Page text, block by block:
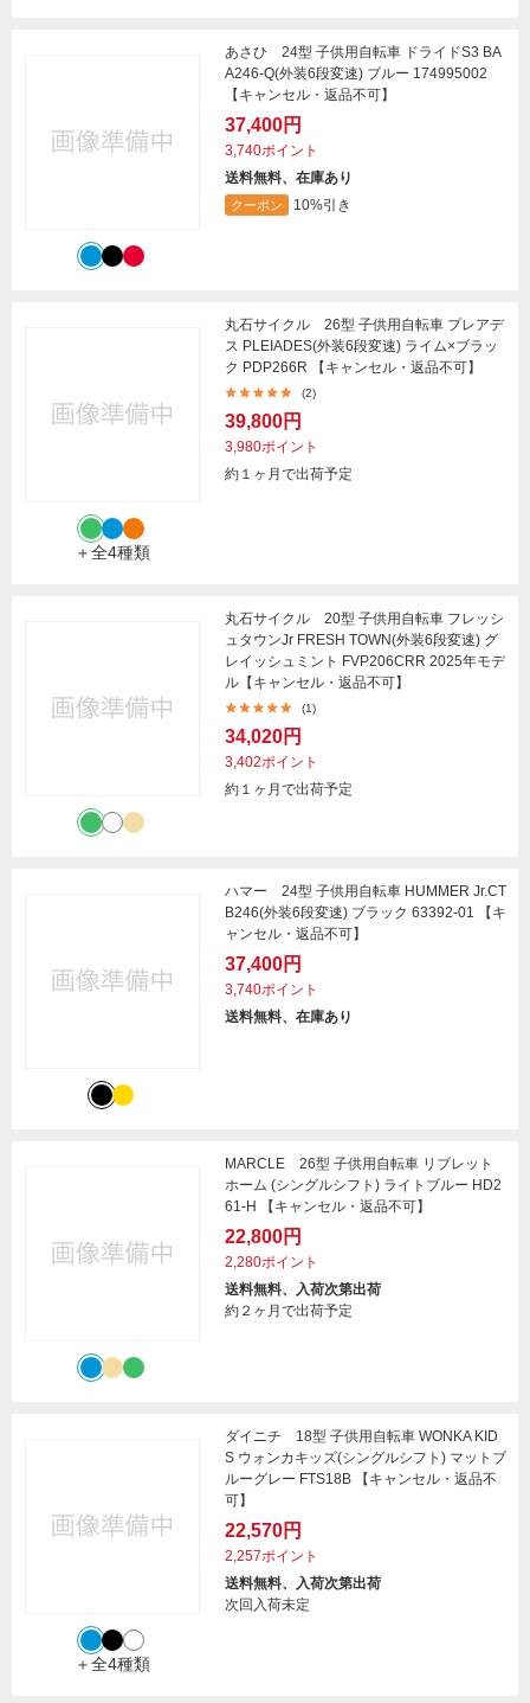
あさひ 24型 子供用自転車 ドライドS3 BA
A246-Q(外装6段変速) ブルー 174995002
【キャンセル・返品不可】
37,400円
3,740ポイント
送料無料、在庫あり
クーポン 10%引き
＋全4種類
丸石サイクル 26型 子供用自転車 プレアデ
ス PLEIADES(外装6段変速) ライム×ブラッ
ク PDP266R 【キャンセル・返品不可】
(2)
39,800円
3,980ポイント
約１ヶ月で出荷予定
丸石サイクル 20型 子供用自転車 フレッシ
ュタウンJr FRESH TOWN(外装6段変速) グ
レイッシュミント FVP206CRR 2025年モデ
ル【キャンセル・返品不可】
(1)
34,020円
3,402ポイント
約１ヶ月で出荷予定
ハマー 24型 子供用自転車 HUMMER Jr.CT
B246(外装6段変速) ブラック 63392-01 【キ
ャンセル・返品不可】
37,400円
3,740ポイント
送料無料、在庫あり
MARCLE 26型 子供用自転車 リブレット
ホーム (シングルシフト) ライトブルー HD2
61-H 【キャンセル・返品不可】
22,800円
2,280ポイント
送料無料、入荷次第出荷
約２ヶ月で出荷予定
＋全4種類
ダイニチ 18型 子供用自転車 WONKA KID
S ウォンカキッズ(シングルシフト) マットブ
ルーグレー FTS18B 【キャンセル・返品不
可】
22,570円
2,257ポイント
送料無料、入荷次第出荷
次回入荷未定